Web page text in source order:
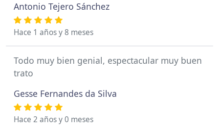
Antonio Tejero Sánchez
Hace 1 años y 8 meses
Todo muy bien genial, espectacular muy buen
trato
Gesse Fernandes da Silva
Hace 2 años y 0 meses